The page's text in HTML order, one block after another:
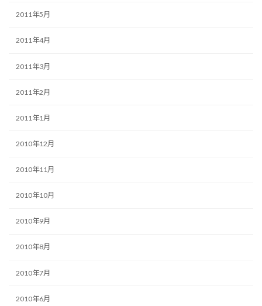
2011年5月
2011年4月
2011年3月
2011年2月
2011年1月
2010年12月
2010年11月
2010年10月
2010年9月
2010年8月
2010年7月
2010年6月